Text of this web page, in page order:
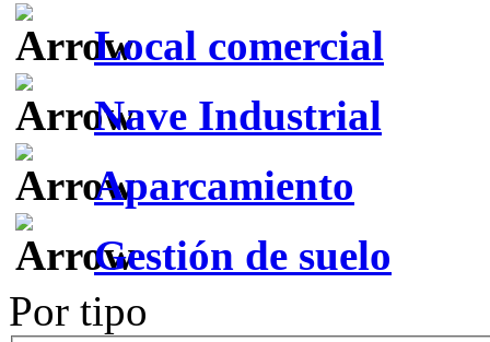
Local comercial
Nave Industrial
Aparcamiento
Gestión de suelo
Por tipo